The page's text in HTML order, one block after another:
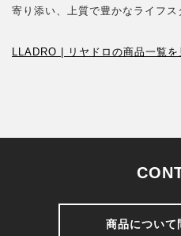
寄り添い、上質で豊かなライフス
LLADRO | リヤドロの商品一覧
商品について